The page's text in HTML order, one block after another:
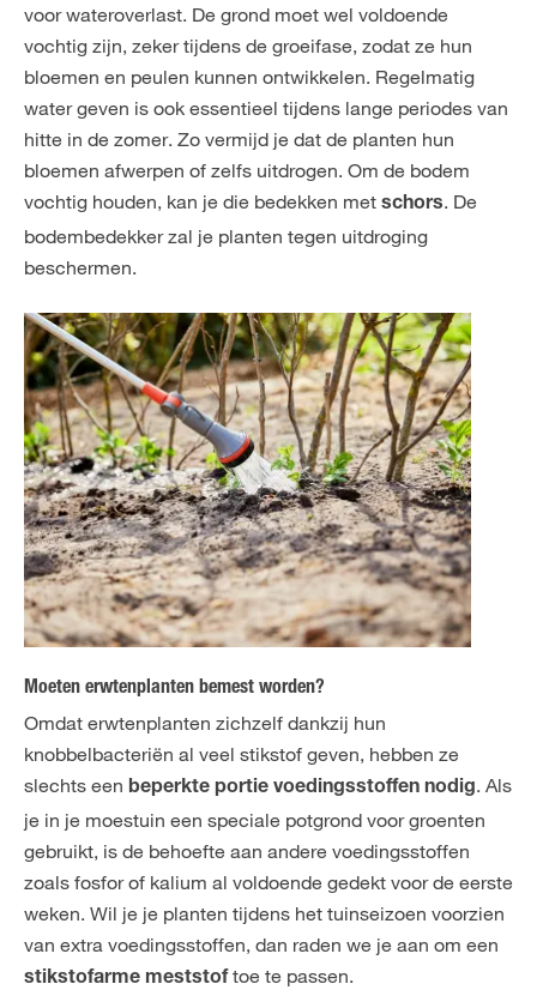
voor wateroverlast. De grond moet wel voldoende
vochtig zijn, zeker tijdens de groeifase, zodat ze hun
bloemen en peulen kunnen ontwikkelen. Regelmatig
water geven is ook essentieel tijdens lange periodes van
hitte in de zomer. Zo vermijd je dat de planten hun
bloemen afwerpen of zelfs uitdrogen. Om de bodem
vochtig houden, kan je die bedekken met schors. De
bodembedekker zal je planten tegen uitdroging
beschermen.
Moeten erwtenplanten bemest worden?
Omdat erwtenplanten zichzelf dankzij hun
knobbelbacteriën al veel stikstof geven, hebben ze
slechts een beperkte portie voedingsstoffen nodig. Als
je in je moestuin een speciale potgrond voor groenten
gebruikt, is de behoefte aan andere voedingsstoffen
zoals fosfor of kalium al voldoende gedekt voor de eerste
weken. Wil je je planten tijdens het tuinseizoen voorzien
van extra voedingsstoffen, dan raden we je aan om een
stikstofarme meststoftoe te passen.